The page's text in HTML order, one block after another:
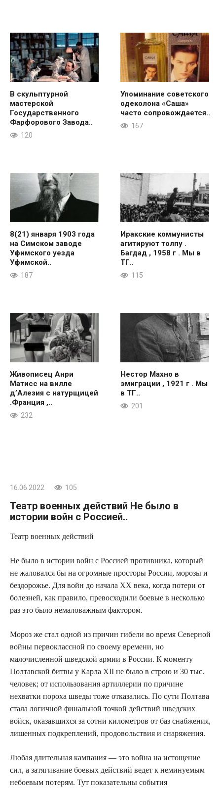
В скульптурной
мастерской
Государственного
Фарфорового Завода..
120
Упоминание советского
одеколона «Саша»
часто сопровождается..
167
8(21) января 1903 года
на Симском заводе
Уфимского уезда
Уфимской..
187
Иракские коммунисты
агитируют толпу .
Багдад , 1958 г . Мы в
ТГ..
115
Живописец Анри
Матисс на вилле
д’Алезия с натурщицей
.Франция ,..
232
Нестор Махно в
эмиграции , 1921 г . Мы
в ТГ..
201
16.06.2022 105
Театр военных действий Не было в
истории войн с Россией..
Театр военных действий
Не было в истории войн с Россией противника, который
не жаловался бы на огромные просторы России, морозы и
бездорожье. Для войн до начала XX века, когда потери от
болезней, как правило, превосходили боевые в несколько
раз это было немаловажным фактором.
Мороз же стал одной из причин гибели во время Северной
войны первоклассной по своему времени, но
малочисленной шведской армии в России. К моменту
Полтавской битвы у Карла XII не было в строю и 30 тыс.
человек; от использования артиллерии по причине
нехватки пороха шведы тоже отказались. По сути Полтава
стала логичной финальной точкой действий шведских
войск, оказавшихся за сотни километров от баз снабжения,
лишенных подкреплений, продовольствия и снаряжения.
Любая длительная кампания — это война на истощение
сил, а затягивание боевых действий ведет к неминуемым
небоевым потерям. Тут показательны события